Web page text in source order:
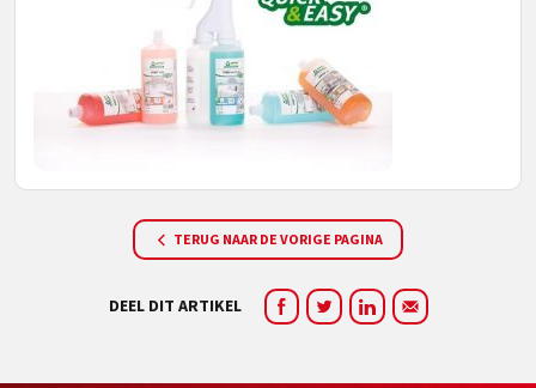
TERUG NAAR DE VORIGE PAGINA
DEEL DIT ARTIKEL